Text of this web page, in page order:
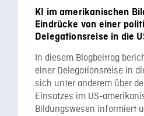
KI im amerikanischen
Eindrücke von einer
Delegationsreise in die
In diesem Blogbeitrag
einer Delegationsreise in
sich unter anderem über
Einsatzes im US-
Bildungswesen informiert